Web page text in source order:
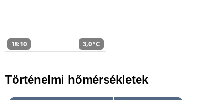
18:10 3,0 °C
Történelmi hőmérsékletek